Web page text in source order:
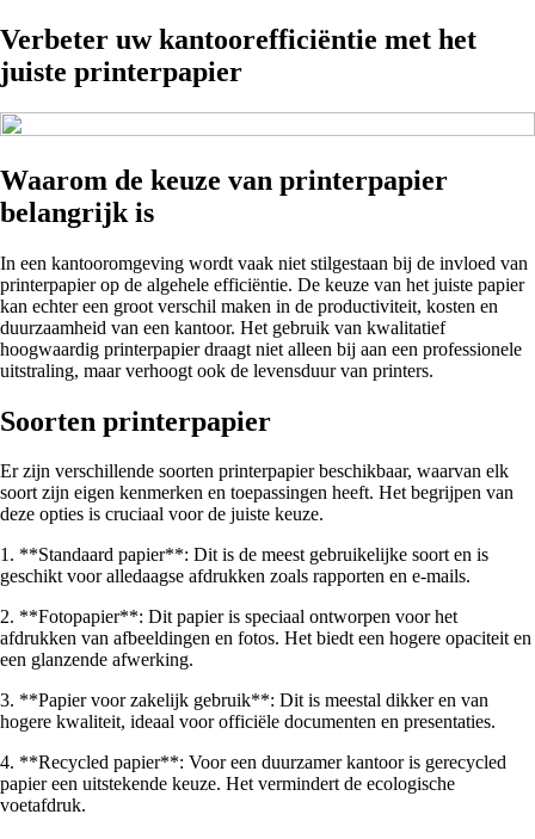
Verbeter uw kantoorefficiëntie met het
juiste printerpapier
Waarom de keuze van printerpapier
belangrijk is
In een kantooromgeving wordt vaak niet stilgestaan bij de invloed van
printerpapier op de algehele efficiëntie. De keuze van het juiste papier
kan echter een groot verschil maken in de productiviteit, kosten en
duurzaamheid van een kantoor. Het gebruik van kwalitatief
hoogwaardig printerpapier draagt niet alleen bij aan een professionele
uitstraling, maar verhoogt ook de levensduur van printers.
Soorten printerpapier
Er zijn verschillende soorten printerpapier beschikbaar, waarvan elk
soort zijn eigen kenmerken en toepassingen heeft. Het begrijpen van
deze opties is cruciaal voor de juiste keuze.
1. **Standaard papier**: Dit is de meest gebruikelijke soort en is
geschikt voor alledaagse afdrukken zoals rapporten en e-mails.
2. **Fotopapier**: Dit papier is speciaal ontworpen voor het
afdrukken van afbeeldingen en fotos. Het biedt een hogere opaciteit en
een glanzende afwerking.
3. **Papier voor zakelijk gebruik**: Dit is meestal dikker en van
hogere kwaliteit, ideaal voor officiële documenten en presentaties.
4. **Recycled papier**: Voor een duurzamer kantoor is gerecycled
papier een uitstekende keuze. Het vermindert de ecologische
voetafdruk.